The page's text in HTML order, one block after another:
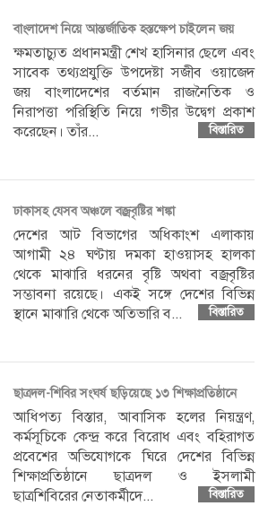
বাংলাদেশ নিয়ে আন্তর্জাতিক হস্তক্ষেপ চাইলেন জয়
ক্ষমতাচ্যুত প্রধানমন্ত্রী শেখ হাসিনার ছেলে এবং
সাবেক তথ্যপ্রযুক্তি উপদেষ্টা সজীব ওয়াজেদ
জয় বাংলাদেশের বর্তমান রাজনৈতিক ও
নিরাপত্তা পরিস্থিতি নিয়ে গভীর উদ্বেগ প্রকাশ
করেছেন। তাঁর...
বিস্তারিত
ঢাকাসহ যেসব অঞ্চলে বজ্রবৃষ্টির শঙ্কা
দেশের আট বিভাগের অধিকাংশ এলাকায়
আগামী ২৪ ঘণ্টায় দমকা হাওয়াসহ হালকা
থেকে মাঝারি ধরনের বৃষ্টি অথবা বজ্রবৃষ্টির
সম্ভাবনা রয়েছে। একই সঙ্গে দেশের বিভিন্ন
স্থানে মাঝারি থেকে অতিভারি ব...
বিস্তারিত
ছাত্রদল-শিবির সংঘর্ষ ছড়িয়েছে ১৩ শিক্ষাপ্রতিষ্ঠানে
আধিপত্য বিস্তার, আবাসিক হলের নিয়ন্ত্রণ,
কর্মসূচিকে কেন্দ্র করে বিরোধ এবং বহিরাগত
প্রবেশের অভিযোগকে ঘিরে দেশের বিভিন্ন
শিক্ষাপ্রতিষ্ঠানে ছাত্রদল ও ইসলামী
ছাত্রশিবিরের নেতাকর্মীদে...
বিস্তারিত